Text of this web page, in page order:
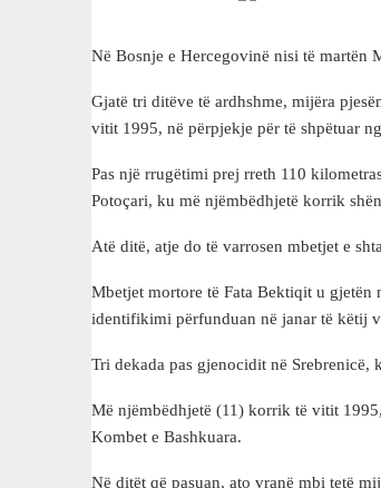
Në Bosnje e Hercegovinë nisi të martën
Gjatë tri ditëve të ardhshme, mijëra
vitit 1995, në përpjekje për të shpëtuar
Pas një rrugëtimi prej rreth 110
Potoçari, ku më njëmbëdhjetë korrik
Atë ditë, atje do të varrosen mbetjet e
Mbetjet mortore të Fata Bektiqit u gjetën
identifikimi përfunduan në janar të këtij
Tri dekada pas gjenocidit në
Më njëmbëdhjetë (11) korrik të vitit
Kombet e Bashkuara.
Në ditët që pasuan, ato vranë mbi tetë